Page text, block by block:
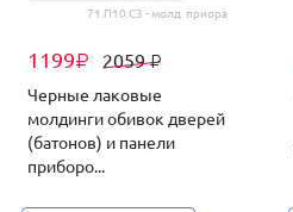
71.П10.С3 - молд. приора
1199₽ 2059₽
Черные лаковые
молдинги обивок дверей
(батонов) и панели
приборо...